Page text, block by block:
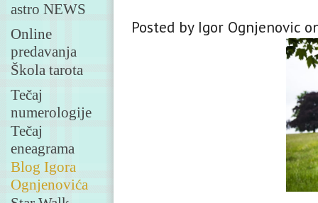
astro NEWS
Online
predavanja
Škola tarota
Tečaj
numerologije
Tečaj
eneagrama
Blog Igora
Ognjenovića
Posted by Igor Ognjenovic